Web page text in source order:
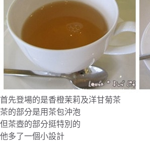
首先登場的是香橙茉莉及洋甘菊茶
茶的部分是用茶包沖泡
但茶壺的部分挺特別的
他多了一個小設計